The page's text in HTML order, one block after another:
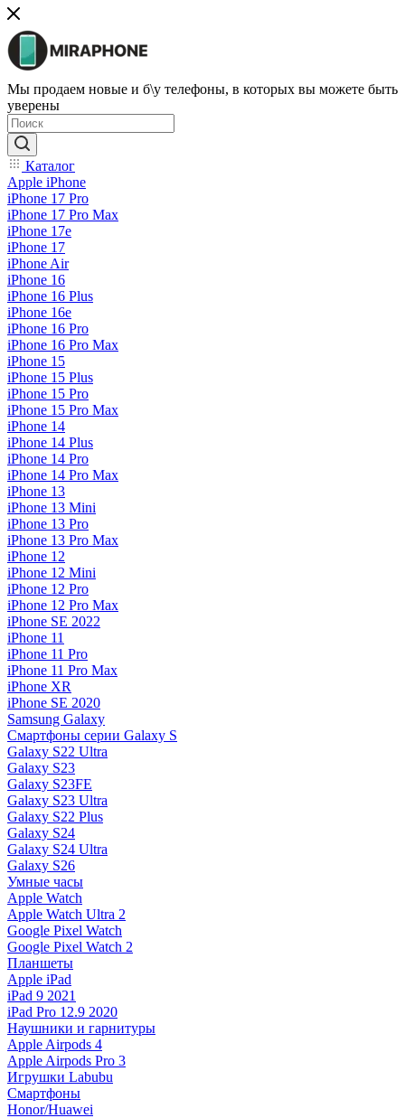
Мы продаем новые и б\у телефоны, в которых вы можете быть
уверены
Каталог
Apple iPhone
iPhone 17 Pro
iPhone 17 Pro Max
iPhone 17e
iPhone 17
iPhone Air
iPhone 16
iPhone 16 Plus
iPhone 16e
iPhone 16 Pro
iPhone 16 Pro Max
iPhone 15
iPhone 15 Plus
iPhone 15 Pro
iPhone 15 Pro Max
iPhone 14
iPhone 14 Plus
iPhone 14 Pro
iPhone 14 Pro Max
iPhone 13
iPhone 13 Mini
iPhone 13 Pro
iPhone 13 Pro Max
iPhone 12
iPhone 12 Mini
iPhone 12 Pro
iPhone 12 Pro Max
iPhone SE 2022
iPhone 11
iPhone 11 Pro
iPhone 11 Pro Max
iPhone XR
iPhone SE 2020
Samsung Galaxy
Смартфоны серии Galaxy S
Galaxy S22 Ultra
Galaxy S23
Galaxy S23FE
Galaxy S23 Ultra
Galaxy S22 Plus
Galaxy S24
Galaxy S24 Ultra
Galaxy S26
Умные часы
Apple Watch
Apple Watch Ultra 2
Google Pixel Watch
Google Pixel Watch 2
Планшеты
Apple iPad
iPad 9 2021
iPad Pro 12.9 2020
Наушники и гарнитуры
Apple Airpods 4
Apple Airpods Pro 3
Игрушки Labubu
Смартфоны
Honor/Huawei